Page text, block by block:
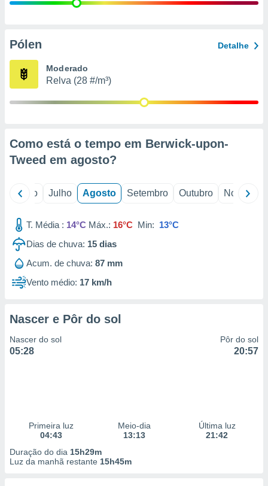
e
de
Pólen Detalhe
Moderado
Relva (28 #/m³)
Como está o tempo em Berwick-upon-
Tweed em agosto?
Junho Julho Agosto Setembro Outubro Novembro
T. Média : 14°C Máx.: 16°C Min: 13°C
Dias de chuva: 15 dias
Acum. de chuva: 87 mm
Vento médio: 17 km/h
Nascer e Pôr do sol
Nascer do sol
05:28
Pôr do sol
20:57
Primeira luz
04:43
Meio-dia
13:13
Última luz
21:42
Duração do dia 15h29m
Luz da manhã restante 15h45m